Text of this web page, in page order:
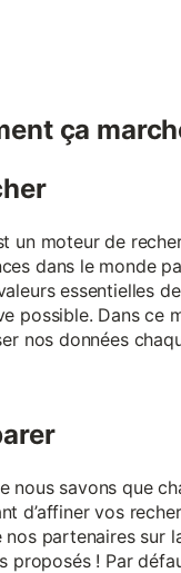
ça
un moteur de
dans le monde
essentielles
possible. Dans ce
nos données
nous savons que
d’affiner vos
partenaires sur
proposés ! Par